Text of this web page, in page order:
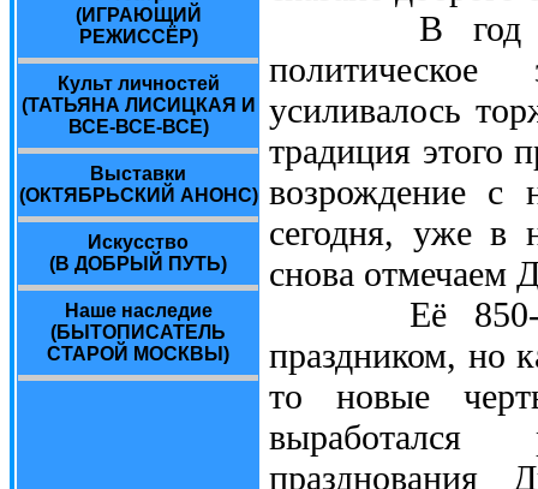
(ИГРАЮЩИЙ
РЕЖИССЁР)
Культ личностей
(ТАТЬЯНА ЛИСИЦКАЯ И
ВСЕ-ВСЕ-ВСЕ)
Выставки
(ОКТЯБРЬСКИЙ АНОНС)
Искусство
(В ДОБРЫЙ ПУТЬ)
Наше наследие
(БЫТОПИСАТЕЛЬ
СТАРОЙ МОСКВЫ)
В год 800-
усиливалось
традиция этого
возрождение с
сегодня, уже в
снова отмечаем
Её 850-
праздником, но
то новые
выработался
празднования